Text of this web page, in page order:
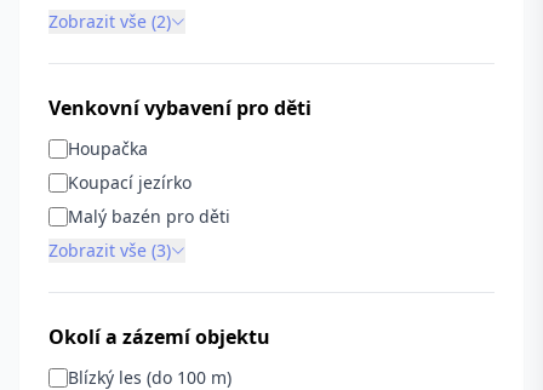
Zobrazit vše (2)
Venkovní vybavení pro děti
Houpačka
Koupací jezírko
Malý bazén pro děti
Zobrazit vše (3)
Okolí a zázemí objektu
Blízký les (do 100 m)